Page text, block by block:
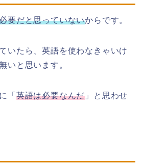
要だと思っていないからです。
いたら、英語を使わなきゃいけ
いと思います。
「 英語は必要なんだ 」と思わせ